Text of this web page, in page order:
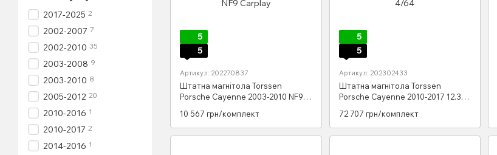
5
5
Артикул: 202270837
Штатна магнітола Torssen
Porsche Cayenne 2003-2010 NF9
10 567 грн/комплект
5
5
Артикул: 202302433
Штатна магнітола Torssen
Porsche Cayenne 2010-2017 12.3
72 707 грн/комплект
2017-2025 2
2002-2007 7
2002-2010 35
2003-2008 9
2003-2010 8
2005-2012 20
2010-2016 1
2010-2017 2
2014-2016 1